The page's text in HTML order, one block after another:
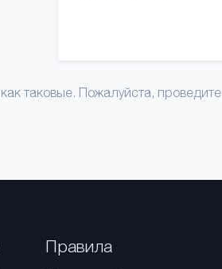
таковые. Пожалуйста, проведите
Правила